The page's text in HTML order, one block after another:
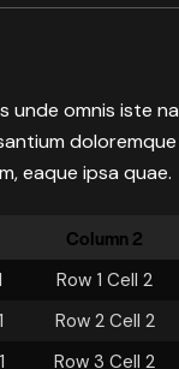
unde omnis iste
eaque ipsa quae.
Column 2
Row 1 Cell 2
Row 2 Cell 2
Row 3 Cell 2